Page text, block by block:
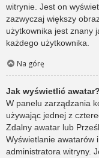
witrynie. Jest on
zazwyczaj większy
użytkownika jest znany
każdego użytkownika.
Na górę
Jak wyświetlić awatar?
W panelu zarządzania
używając jednej z
Zdalny awatar lub
Wyświetlanie awatarów
administratora witryny.